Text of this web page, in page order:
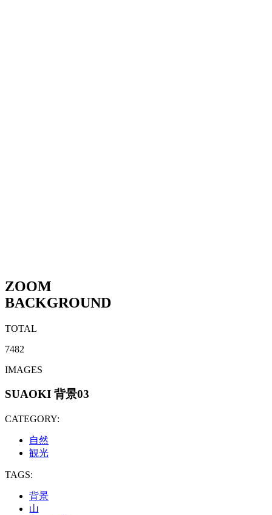
ZOOM
BACKGROUND
TOTAL
7482
IMAGES
SUAOKI 背景03
CATEGORY:
自然
観光
TAGS:
背景
山